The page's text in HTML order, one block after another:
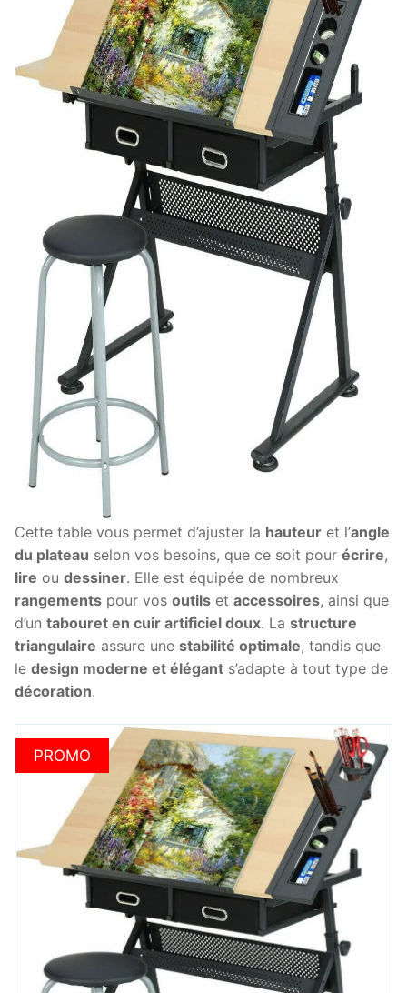
Cette table vous permet d’ajuster la hauteur et l’angle
du plateau selon vos besoins, que ce soit pour écrire,
lire ou dessiner. Elle est équipée de nombreux
rangements pour vos outils et accessoires, ainsi que
d’un tabouret en cuir artificiel doux. La structure
triangulaire assure une stabilité optimale, tandis que
le design moderne et élégant s’adapte à tout type de
décoration.
PROMO